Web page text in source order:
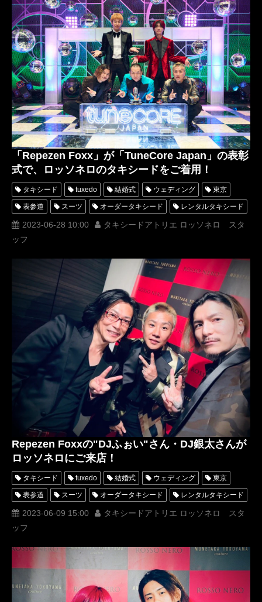
レンタルタキシード東京 レンタルタキシード名古屋 横浜
ROSSONERO タキシードオーダー東京
タキシードレンタル東京 タキシード靴 神奈川
オーダータキシード横浜 レンタルタキシード横浜 DJ社長
DJwaki DJmaru RepezenFoxx レペゼンフォックス
DJ銀太 DJふぉい DJGINTA DJFoy MIND
レペゼン DJ脇 DJまる みちょぱ ハライチ
澤部佑 XOXO M_IND
「Repezen Foxx」が「TuneCore Japan」の表彰
式で、ロッソネロのタキシードをご着用！
タキシード tuxedo 結婚式 ウェディング 東京
表参道 スーツ オーダータキシード レンタルタキシード
ロッソネロ 人気 MUNETAKAYOKOYAMA 購入
フジテレビ
オーダータキシード名古屋 新郎衣装
レンタルタキシード東京 レンタルタキシード名古屋 横浜
ROSSONERO タキシードオーダー東京
タキシードレンタル東京 タキシード靴 神奈川
オーダータキシード横浜 レンタルタキシード横浜 DJ社長
DJwaki DJmaru RepezenFoxx レペゼンフォックス
DJ銀太 DJふぉい DJGINTA DJFoy MIND
レペゼン TuneCoreJapan
IndependentArtistAwardsbyTuneCoreJapan DJ脇 DJまる
みちょぱ ハライチ 澤部佑
2023-06-28 10:00
タキシードアトリエ ロッソネロ スタ
ッフ
Repezen Foxxの"DJふぉい"さん・DJ銀太さんが
ロッソネロにご来店！
タキシード tuxedo 結婚式 ウェディング 東京
表参道 スーツ オーダータキシード レンタルタキシード
ロッソネロ 人気 横山宗生 MUNETAKAYOKOYAMA
購入
オーダータキシード名古屋 新郎衣装
レンタルタキシード東京 レンタルタキシード名古屋
タキシードオーダー東京
タキシードレンタル東京 タキシード靴
2023-06-09 15:00
タキシードアトリエ ロッソネロ スタ
ッフ